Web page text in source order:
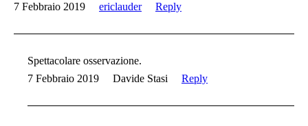
7 Febbraio 2019
ericlauder Reply
Spettacolare osservazione.
7 Febbraio 2019
Davide Stasi Reply